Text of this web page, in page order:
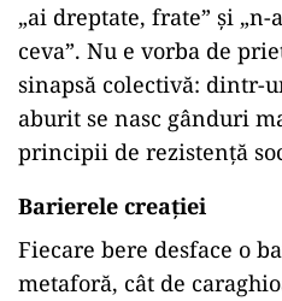
„ai dreptate, frate” și
ceva”. Nu e vorba de
sinapsă colectivă: dintr-
aburit se nasc gânduri
principii de rezistență
Barierele creației
Fiecare bere desface o
metaforă, cât de